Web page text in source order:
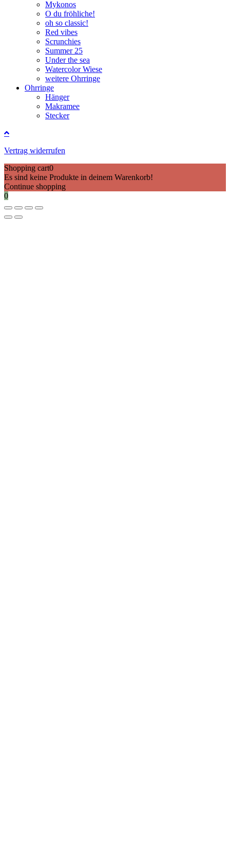
Mykonos
O du fröhliche!
oh so classic!
Red vibes
Scrunchies
Summer 25
Under the sea
Watercolor Wiese
weitere Ohrringe
Ohrringe
Hänger
Makramee
Stecker
Vertrag widerrufen
Shopping cart0
Es sind keine Produkte in deinem Warenkorb!
Continue shopping
0